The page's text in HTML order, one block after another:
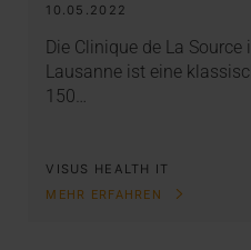
10.05.2022
Die Clinique de La
Lausanne ist eine
150…
VISUS HEALTH IT
MEHR ERFAHREN